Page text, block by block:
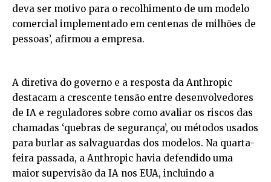
deva ser motivo para o recolhimento de um modelo
comercial implementado em centenas de milhões de
pessoas’, afirmou a empresa.
A diretiva do governo e a resposta da Anthropic
destacam a crescente tensão entre desenvolvedores
de IA e reguladores sobre como avaliar os riscos das
chamadas ‘quebras de segurança’, ou métodos usados
para burlar as salvaguardas dos modelos. Na quarta-
feira passada, a Anthropic havia defendido uma
maior supervisão da IA nos EUA, incluindo a